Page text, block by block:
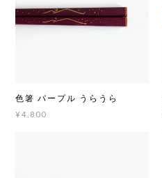
色箸 パープル うらうら
¥4,800